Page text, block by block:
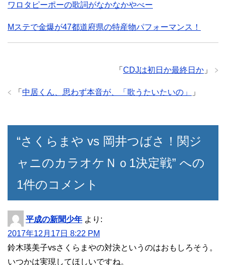
ワロタピーポーの歌詞がなかなかやべー
Mステで金爆が47都道府県の特産物パフォーマンス！
「 CDJは初日か最終日か 」
「 中居くん、思わず本音が、「歌うたいたいの」 」
“さくらまや vs 岡井つばさ！関ジ
ャニのカラオケＮｏ1決定戦” への
1件のコメント
平成の新聞少年 より:
2017年12月17日 8:22 PM
鈴木瑛美子vsさくらまやの対決というのはおもしろそう。
いつかは実現してほしいですね。